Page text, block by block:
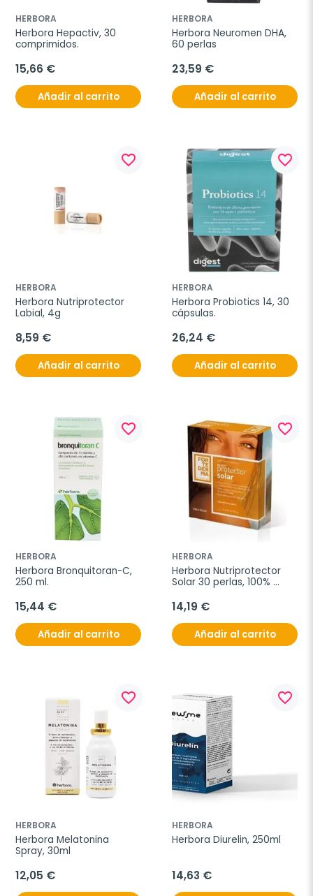
HERBORA
Herbora Hepactiv, 30
comprimidos.
15,66 €
Añadir al carrito
HERBORA
Herbora Neuromen DHA,
60 perlas
23,59 €
Añadir al carrito
favorite_border
HERBORA
Herbora Nutriprotector
Labial, 4g
8,59 €
Añadir al carrito
favorite_border
HERBORA
Herbora Probiotics 14, 30
cápsulas.
26,24 €
Añadir al carrito
favorite_border
HERBORA
Herbora Bronquitoran-C,
250 ml.
15,44 €
Añadir al carrito
favorite_border
HERBORA
Herbora Nutriprotector
Solar 30 perlas, 100%
14,19 €
Añadir al carrito
favorite_border
HERBORA
Herbora Melatonina
Spray, 30ml
12,05 €
favorite_border
HERBORA
Herbora Diurelin, 250ml
14,63 €